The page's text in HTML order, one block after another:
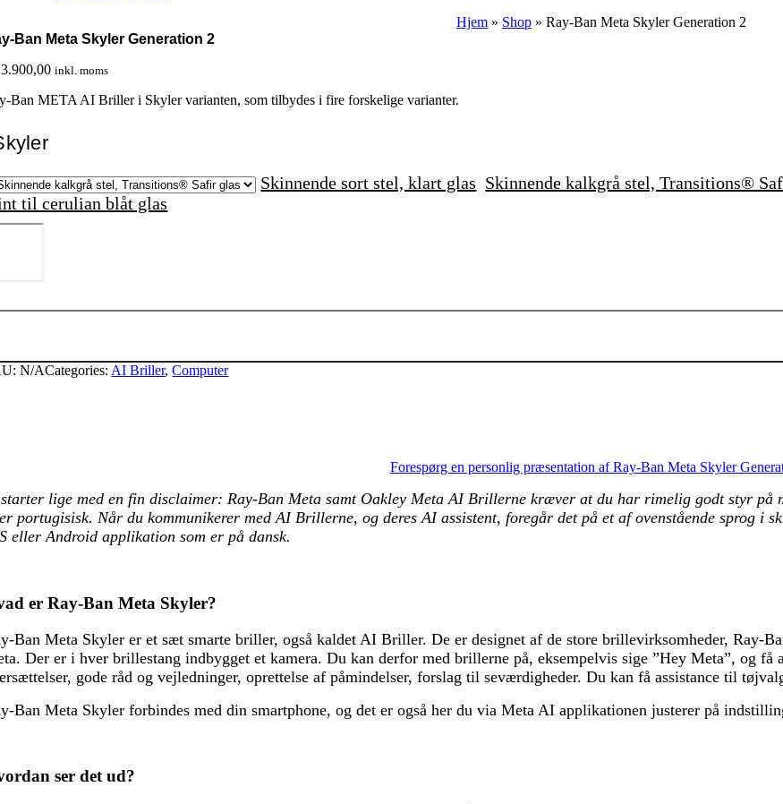
Hjem » Shop » Ray-Ban Meta Skyler Generation 2
Ban Meta Skyler Generation 2
inkl. moms
Ban META AI Briller i Skyler varianten, som tilbydes i fire forskelige varianter.
Skinnende sort stel, klart glas Skinnende kalkgrå stel, Transitions®
til cerulian blåt glas
N/ACategories: AI Briller,Computer
Forespørg en personlig præsentation af Ray-Ban Meta Skyler
lige med en fin disclaimer: Ray-Ban Meta samt Oakley Meta AI Brillerne kræver at du har rimelig godt styr på
portugisisk. Når du kommunikerer med AI Brillerne, og deres AI assistent, foregår det på et af ovenstående sprog i
eller Android applikation som er på dansk.
er Ray-Ban Meta Skyler?
Ban Meta Skyler er et sæt smarte briller, også kaldet AI Briller. De er designet af de store brillevirksomheder, Ray-
Der er i hver brillestang indbygget et kamera. Du kan derfor med brillerne på, eksempelvis sige ”Hey Meta”, og
gode råd og vejledninger, oprettelse af påmindelser, forslag til seværdigheder. Du kan få assistance til
Ban Meta Skyler forbindes med din smartphone, og det er også her du via Meta AI applikationen justerer på
ser det ud?